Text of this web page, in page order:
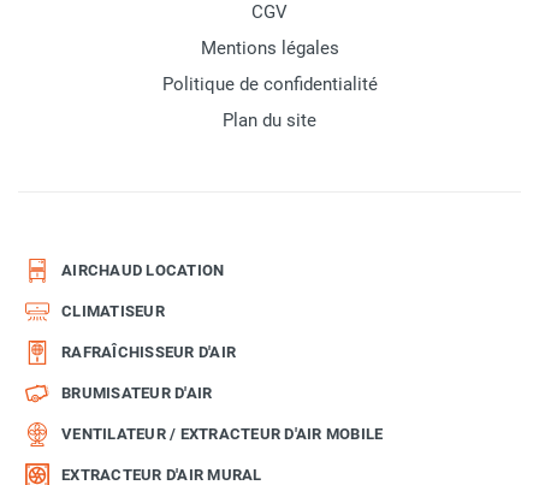
CGV
Mentions légales
Politique de confidentialité
Plan du site
AIRCHAUD LOCATION
CLIMATISEUR
RAFRAÎCHISSEUR D'AIR
BRUMISATEUR D'AIR
VENTILATEUR / EXTRACTEUR D'AIR MOBILE
EXTRACTEUR D'AIR MURAL